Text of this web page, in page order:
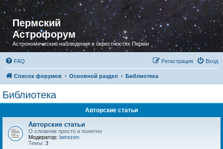
Пермский
Астрофорум
Астрономические наблюдения в окрестностях Перми
FAQ Вход
Регистрация
Список форумов Основной раздел Библиотека
Библиотека
Авторские статьи
Авторские статьи
О сложном просто и понятно
Модератор: berezen
Темы: 3